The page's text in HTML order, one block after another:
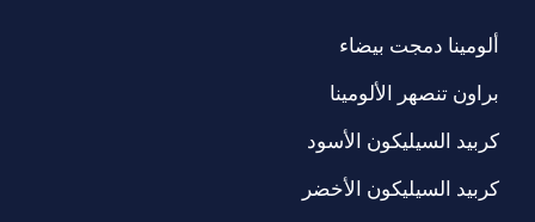
ألومينا دمجت بيضاء
براون تنصهر الألومينا
كربيد السيليكون الأسود
كربيد السيليكون الأخضر